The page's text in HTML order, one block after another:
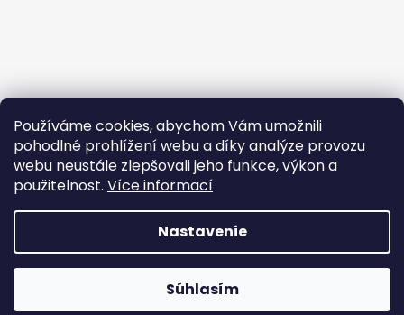
Používáme cookies, abychom Vám umožnili
pohodlné prohlížení webu a díky analýze provozu
webu neustále zlepšovali jeho funkce, výkon a
použitelnost. Více informací
Nastavenie
Súhlasím
Sledovať na Instagrame
Facebook
JEM PPF. Všetky práva vyhradené.